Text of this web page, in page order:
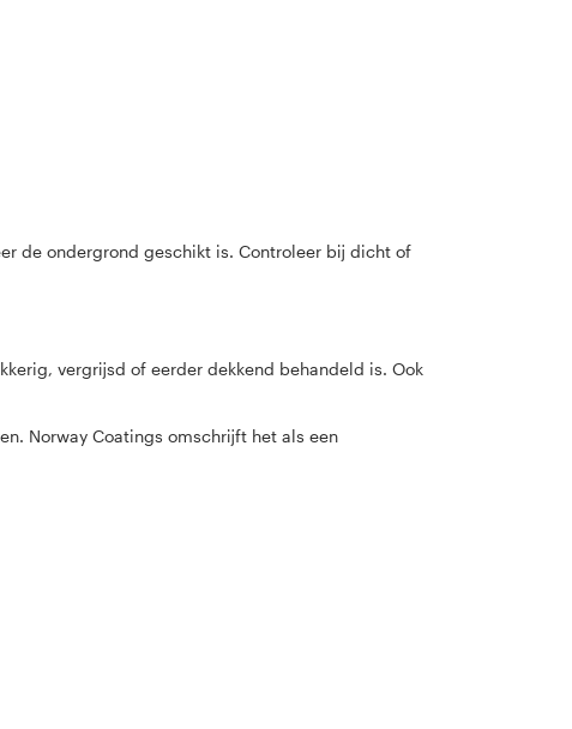
de ondergrond geschikt is. Controleer bij dicht of
vergrijsd of eerder dekkend behandeld is. Ook
Norway Coatings omschrijft het als een